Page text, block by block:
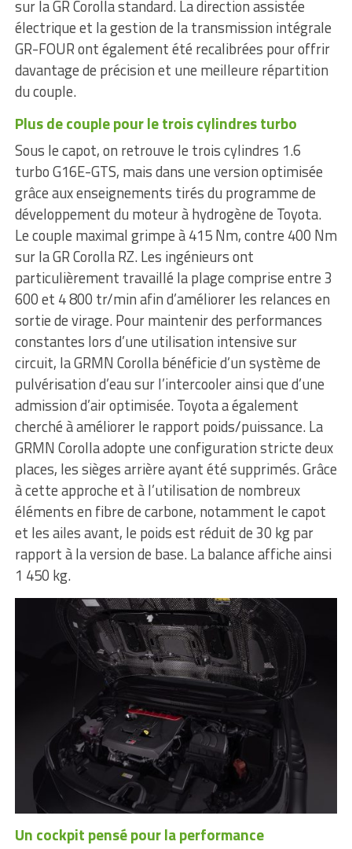
sur la GR Corolla standard. La direction assistée
électrique et la gestion de la transmission intégrale
GR-FOUR ont également été recalibrées pour offrir
davantage de précision et une meilleure répartition
du couple.
Plus de couple pour le trois cylindres turbo
Sous le capot, on retrouve le trois cylindres 1.6
turbo G16E-GTS, mais dans une version optimisée
grâce aux enseignements tirés du programme de
développement du moteur à hydrogène de Toyota.
Le couple maximal grimpe à 415 Nm, contre 400 Nm
sur la GR Corolla RZ. Les ingénieurs ont
particulièrement travaillé la plage comprise entre 3
600 et 4 800 tr/min afin d’améliorer les relances en
sortie de virage. Pour maintenir des performances
constantes lors d’une utilisation intensive sur
circuit, la GRMN Corolla bénéficie d’un système de
pulvérisation d’eau sur l’intercooler ainsi que d’une
admission d’air optimisée. Toyota a également
cherché à améliorer le rapport poids/puissance. La
GRMN Corolla adopte une configuration stricte deux
places, les sièges arrière ayant été supprimés. Grâce
à cette approche et à l’utilisation de nombreux
éléments en fibre de carbone, notamment le capot
et les ailes avant, le poids est réduit de 30 kg par
rapport à la version de base. La balance affiche ainsi
1 450 kg.
Un cockpit pensé pour la performance